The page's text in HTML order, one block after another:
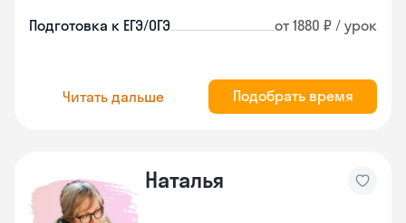
Подготовка к ЕГЭ/ОГЭ от 1880 ₽ / урок
Читать дальше Подобрать время
Наталья